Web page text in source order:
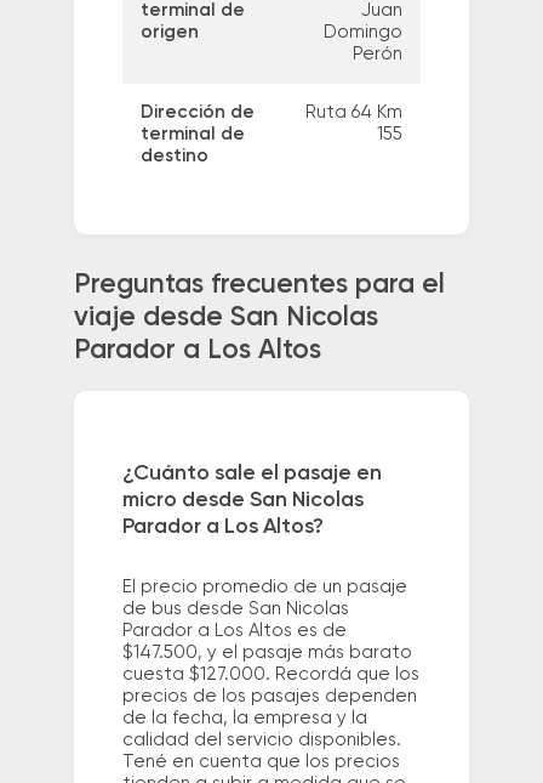
terminal de
origen
Juan
Domingo
Perón
Dirección de
terminal de
destino
Ruta 64 Km
155
Preguntas frecuentes para el
viaje desde San Nicolas
Parador a Los Altos
¿Cuánto sale el pasaje en
micro desde San Nicolas
Parador a Los Altos?
El precio promedio de un pasaje
de bus desde San Nicolas
Parador a Los Altos es de
$147.500, y el pasaje más barato
cuesta $127.000. Recordá que los
precios de los pasajes dependen
de la fecha, la empresa y la
calidad del servicio disponibles.
Tené en cuenta que los precios